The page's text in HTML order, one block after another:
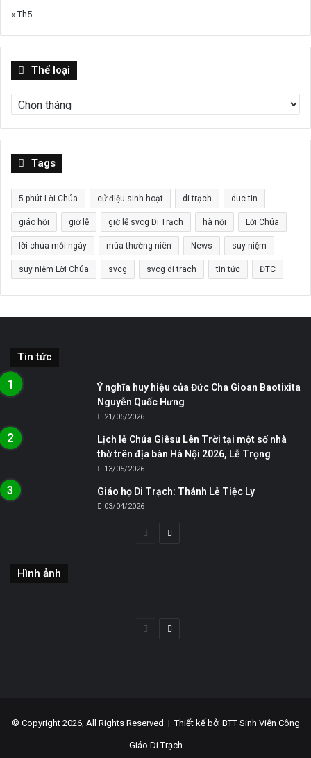
« Th5
Thể loại
loại
Tags
5 phút Lời Chúa cử điệu sinh hoạt di trạch duc tin
giáo hội giờ lễ giờ lễ svcg Di Trạch hà nội Lời Chúa
lời chúa mỗi ngày mùa thường niên News suy niệm
suy niệm Lời Chúa svcg svcg di trach tin tức ĐTC
Tin tức
Ý nghĩa huy hiệu của Đức Cha Gioan Baotixita
Nguyễn Quốc Hưng
21/05/2026
Lịch lễ Chúa Giêsu Lên Trời tại một số nhà
thờ trên địa bàn Hà Nội 2026, Lễ Trọng
13/05/2026
Giáo họ Di Trạch: Thánh Lễ Tiệc Ly
03/04/2026
Trang Trang
Hình ảnh
Trang Trang
© Copyright 2026, All Rights Reserved |Thiết kế bởi BTT Sinh Viên Công
Giáo Di Trạch